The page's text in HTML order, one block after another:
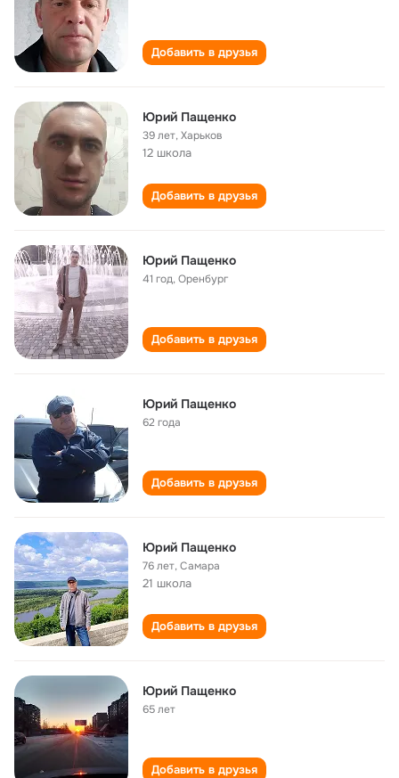
Добавить в друзья
Юрий Пащенко
39 лет,Харьков
12 школа
Добавить в друзья
Юрий Пащенко
41 год,Оренбург
Добавить в друзья
Юрий Пащенко
62 года
Добавить в друзья
Юрий Пащенко
76 лет,Самара
21 школа
Добавить в друзья
Юрий Пащенко
65 лет
Добавить в друзья